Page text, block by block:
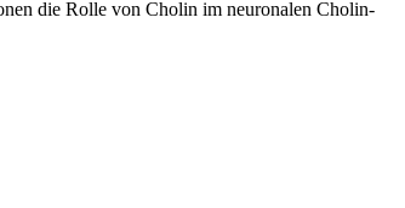
die Rolle von Cholin im neuronalen Cholin-